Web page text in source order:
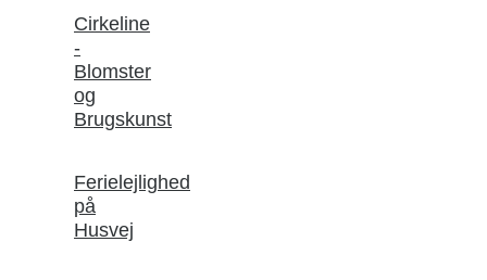
Cirkeline
-
Blomster
og
Brugskunst
Ferielejlighed
på
Husvej